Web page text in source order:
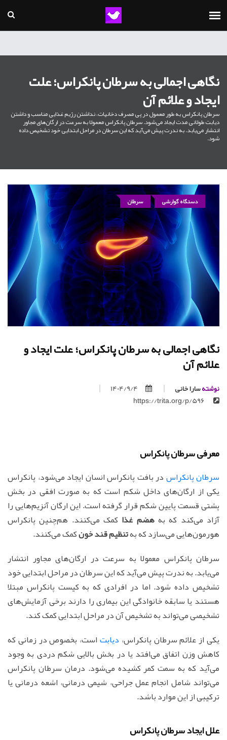
نگاهی اجمالی به سرطان پانکراس؛ علت
ایجاد و علائم آن
سرطان پانکراس به طور معمول در پی مصرف دخانیات، نداشتن رژیم غذایی مناسب و داشتن
دیابت طولانی مدت ایجاد می‌شود. سرطان پانکراس معمولا به سرعت در ارگان‌های مجاور
انتشار می‌یابد. به ندرت پیش می‌آید که این سرطان در مراحل ابتدایی خود تشخیص داده
شود.
دستگاه گوارشی سرطان
نگاهی اجمالی به سرطان پانکراس؛ علت ایجاد و
علائم آن
نوشتهسارا خانی
1404/9/4
معرفی سرطان پانکراس
سرطان پانکراسدر بافت پانکراس انسان ایجاد می‌شود، پانکراس
یکی از ارگان‌های داخل شکم است که به صورت افقی در بخش
پشتی قسمت پایین شکم قرار گرفته است. این ارگان آنزیم‌هایی را
آزاد می‌کند که بههضم غذا کمک می‌کنند. هم‌چنین پانکراس
هورمون‌هایی می‌سازد که بهتنظیم قند خونکمک می‌کنند.
سرطان پانکراس معمولا به سرعت در ارگان‌های مجاور انتشار
می‌یابد. به ندرت پیش می‌آید که این سرطان در مراحل ابتدایی خود
تشخیص داده شود. اما در افرادی که به کیست پانکراس مبتلا
هستند یا سابقه خانوادگی این بیماری را دارند برخی آزمایش‌های
تشخیصی می‌تواند به تشخیص آن در مراحل ابتدایی کمک کند.
یکی از علائم سرطان پانکراس، دیابتاست، بخصوص در زمانی که
کاهش وزن اتفاق می‌افتد یا در بخش بالایی شکم دردی به وجود
می‌آید که به سمت کمر کشیده می‌شود. درمان سرطان پانکراس
می‌تواند شامل انجام عمل جراحی، شیمی درمانی، اشعه درمانی یا
ترکیبی از این موارد باشد.
علل ایجاد سرطان پانکراس